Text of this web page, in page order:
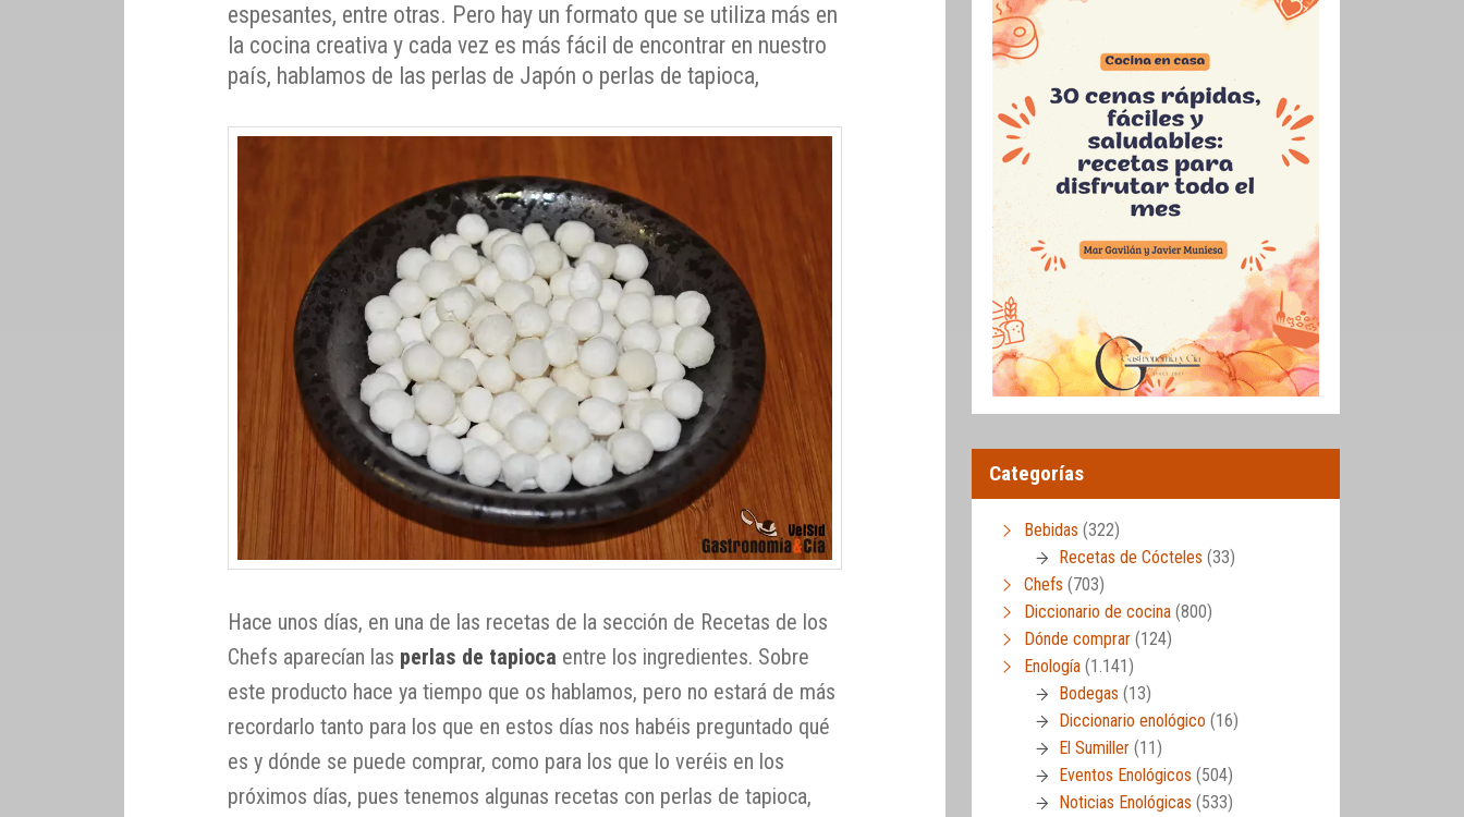
espesantes, entre otras. Pero hay un formato que se utiliza más en
la cocina creativa y cada vez es más fácil de encontrar en nuestro
país, hablamos de las perlas de Japón o perlas de tapioca,
Hace unos días, en una de las recetas de la sección de Recetas de los
Chefs aparecían las perlas de tapioca entre los ingredientes. Sobre
este producto hace ya tiempo que os hablamos, pero no estará de más
recordarlo tanto para los que en estos días nos habéis preguntado qué
es y dónde se puede comprar, como para los que lo veréis en los
próximos días, pues tenemos algunas recetas con perlas de tapioca,
Categorías
Bebidas (322)
Recetas de Cócteles (33)
Chefs (703)
Diccionario de cocina (800)
Dónde comprar (124)
Enología (1.141)
Bodegas (13)
Diccionario enológico (16)
El Sumiller (11)
Eventos Enológicos (504)
Noticias Enológicas (533)